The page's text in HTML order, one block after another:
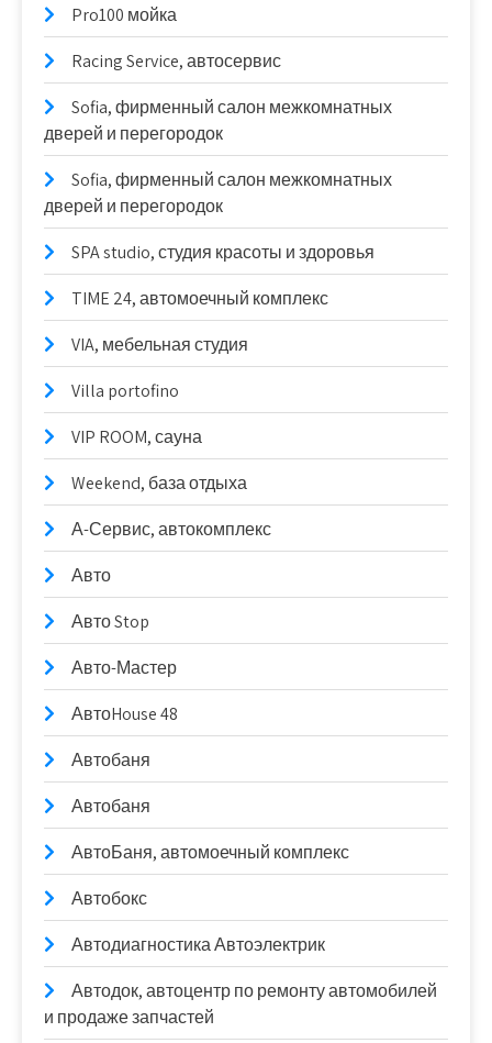
Pro100 мойка
Racing Service, автосервис
Sofia, фирменный салон межкомнатных
дверей и перегородок
Sofia, фирменный салон межкомнатных
дверей и перегородок
SPA studio, студия красоты и здоровья
TIME 24, автомоечный комплекс
VIA, мебельная студия
Villa portofino
VIP ROOM, сауна
Weekend, база отдыха
А-Сервис, автокомплекс
Авто
Авто Stop
Авто-Мастер
АвтоHouse 48
Автобаня
Автобаня
АвтоБаня, автомоечный комплекс
Автобокс
Автодиагностика Автоэлектрик
Автодок, автоцентр по ремонту автомобилей
и продаже запчастей